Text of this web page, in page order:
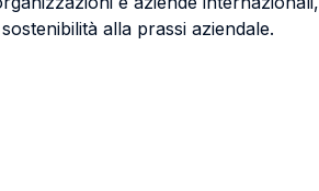
alla prassi aziendale.